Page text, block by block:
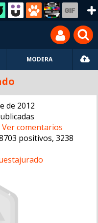
MODERA
de 2012
Ver comentarios
positivos, 3238